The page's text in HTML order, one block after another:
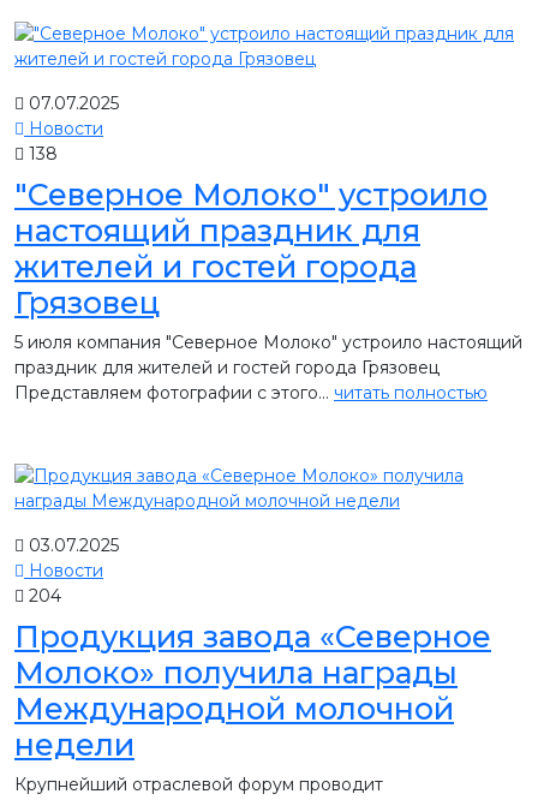
07.07.2025
Новости
138
"Северное Молоко" устроило
настоящий праздник для
жителей и гостей города
Грязовец
5 июля компания "Северное Молоко" устроило настоящий
праздник для жителей и гостей города Грязовец
Представляем фотографии с этого... читать полностью
03.07.2025
Новости
204
Продукция завода «Северное
Молоко» получила награды
Международной молочной
недели
Крупнейший отраслевой форум проводит